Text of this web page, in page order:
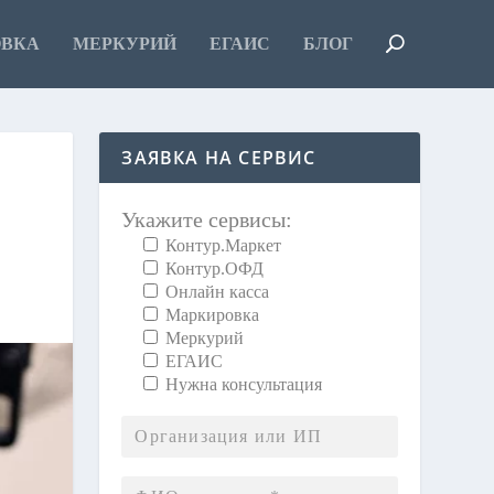
МЕРКУРИЙ ЕГАИС БЛОГ
ЗАЯВКА НА СЕРВИС
Укажите сервисы:
Контур.Маркет
Контур.ОФД
Онлайн касса
Маркировка
Меркурий
ЕГАИС
Нужна консультация